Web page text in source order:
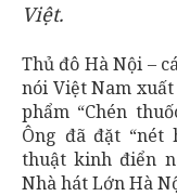
Việt.
Thủ đô Hà Nội –
nói Việt Nam
phẩm “Chén
Ông đã đặt “nét
thuật kinh điển
Nhà hát Lớn Hà